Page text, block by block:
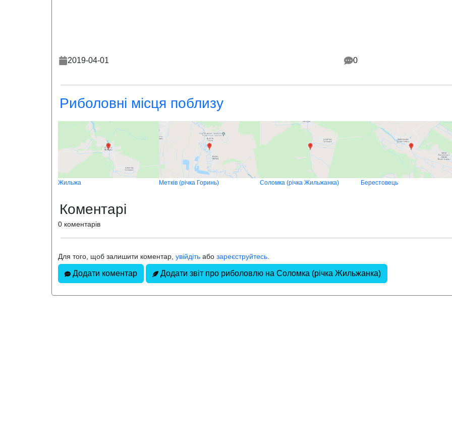
2019-04-01 0
Риболовні місця поблизу
Жильжа Метків (річка Горинь) Соломка (річка Жильжанка) Берестовець
Коментарі
0 коментарів
Для того, щоб залишити коментар, увійдіть або зареєструйтесь
Додати коментар Додати звіт про риболовлю на Соломка (річка Жильжанка)